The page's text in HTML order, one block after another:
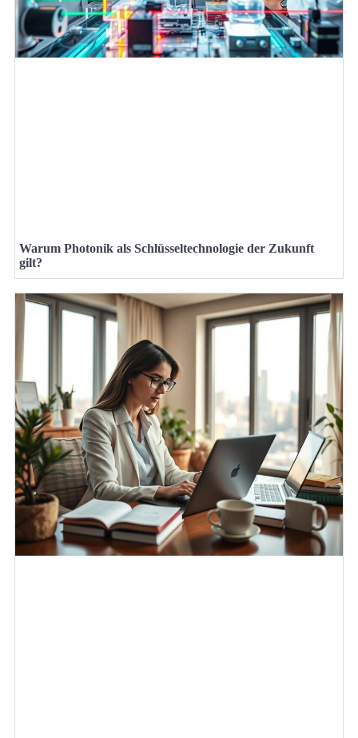
Warum Photonik als Schlüsseltechnologie der Zukunft
gilt?